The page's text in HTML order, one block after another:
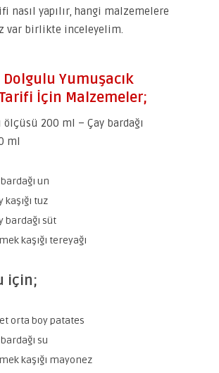
nasıl yapılır, hangi malzemelere
var birlikte inceleyelim.
Dolgulu Yumuşacık
İçin Malzemeler;
ölçüsü 200 ml – Çay bardağı
ml
un
kaşığı tuz
bardağı süt
kaşığı tereyağı
için;
orta boy patates
su
kaşığı mayonez